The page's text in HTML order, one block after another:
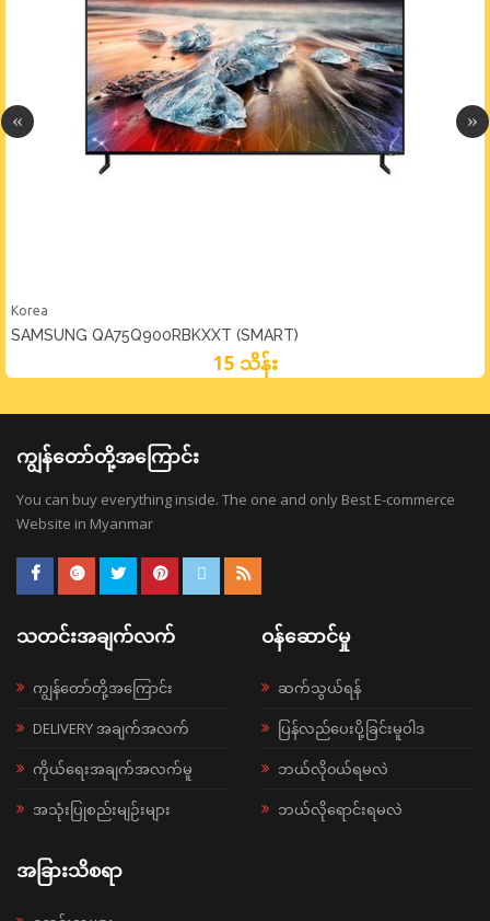
Korea
SAMSUNG QA75Q900RBKXXT (SMART)
15 သိန်း
ကျွန်တော်တို့အကြောင်း
You can buy everything inside. The one and only Best E-commerce
Website in Myanmar
သတင်းအချက်လက်
ကျွန်တော်တို့အကြောင်း
DELIVERY အချက်အလက်
ကိုယ်ရေးအချက်အလက်မူ
အသုံးပြုစည်းမျဉ်းများ
ဝန်ဆောင်မှု
ဆက်သွယ်ရန်
ပြန်လည်ပေးပို့ခြင်းမူဝါဒ
ဘယ်လို၀ယ်ရမလဲ
ဘယ်လိုရောင်းရမလဲ
အခြားသိစရာ